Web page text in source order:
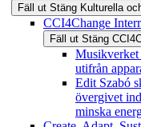
Fäll ut Stäng Kulturella
CCI4Change
Fäll ut Stäng
Musikverket
utifrån
Edit Szabó
övergivet
minska